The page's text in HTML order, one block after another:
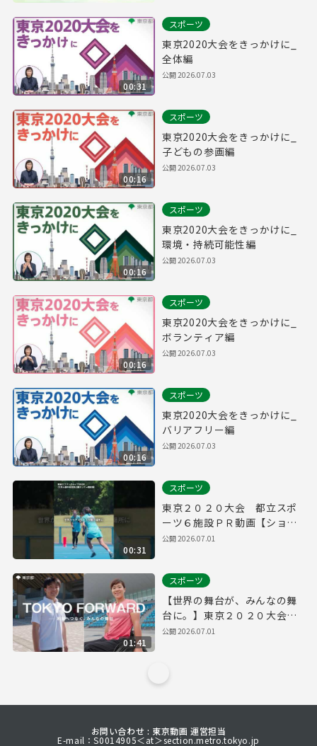
00:31
スポーツ
東京2020大会をきっかけに_
全体編
公開2026.07.03
00:16
スポーツ
東京2020大会をきっかけに_
子どもの参画編
公開2026.07.03
00:16
スポーツ
東京2020大会をきっかけに_
環境・持続可能性編
公開2026.07.03
00:16
スポーツ
東京2020大会をきっかけに_
ボランティア編
公開2026.07.03
00:16
スポーツ
東京2020大会をきっかけに_
バリアフリー編
公開2026.07.03
00:31
スポーツ
東京２０２０大会 都立スポ
ーツ６施設ＰＲ動画【ショー
ト】
公開2026.07.01
01:41
スポーツ
【世界の舞台が、みんなの舞
台に。】東京２０２０大会
都立スポーツ６施設ＰＲ動画
公開2026.07.01
お問い合わせ : 東京動画 運営担当
E-mail：S0014905＜at＞section.metro.tokyo.jp